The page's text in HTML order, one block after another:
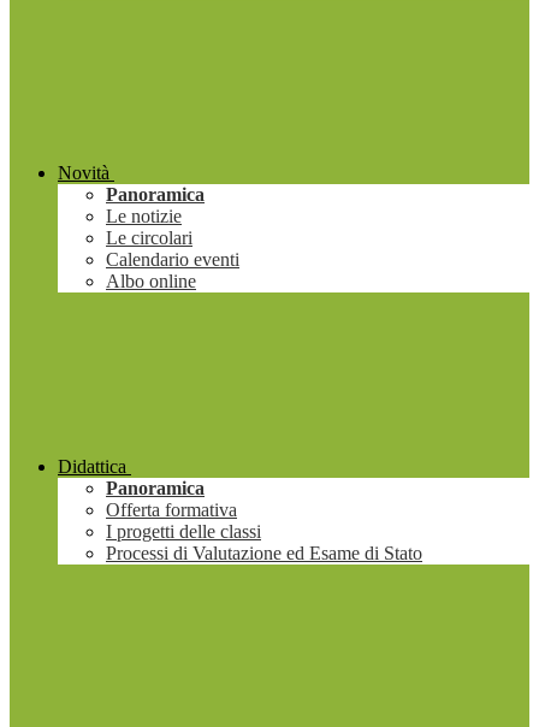
Novità
Panoramica
Le notizie
Le circolari
Calendario eventi
Albo online
Didattica
Panoramica
Offerta formativa
I progetti delle classi
Processi di Valutazione ed Esame di Stato